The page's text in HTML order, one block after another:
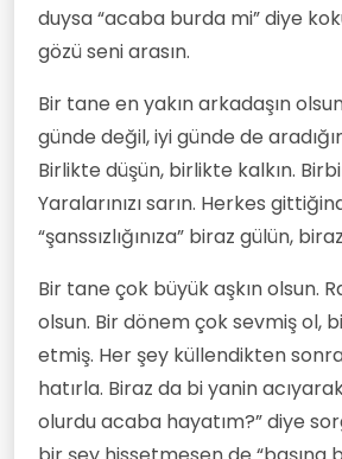
duysa “acaba burda mi” diye
gözü seni arasın.
Bir tane en yakın arkadaşın
günde değil, iyi günde de
Birlikte düşün, birlikte kalkın.
Yaralarınızı sarın. Herkes
“şanssızlığınıza” biraz gülün,
Bir tane çok büyük aşkın olsun.
olsun. Bir dönem çok sevmiş ol,
etmiş. Her şey küllendikten
hatırla. Biraz da bi yanin
olurdu acaba hayatım?” diye